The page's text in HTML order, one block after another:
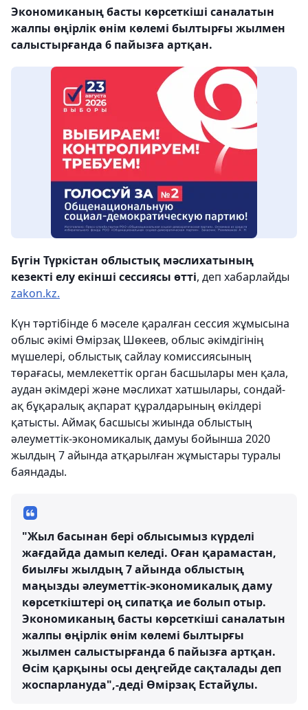
Экономиканың басты көрсеткіші саналатын
жалпы өңірлік өнім көлемі былтырғы жылмен
салыстырғанда 6 пайызға артқан.
Бүгін Түркістан облыстық мәслихатының
кезекті елу екінші сессиясы өтті, деп хабарлайды
zakon.kz.
Күн тәртібінде 6 мәселе қаралған сессия жұмысына
облыс әкімі Өмірзақ Шөкеев, облыс әкімдігінің
мүшелері, облыстық сайлау комиссиясының
төрағасы, мемлекеттік орган басшылары мен қала,
аудан әкімдері және мәслихат хатшылары, сондай-
ақ бұқаралық ақпарат құралдарының өкілдері
қатысты. Аймақ басшысы жиында облыстың
әлеуметтік-экономикалық дамуы бойынша 2020
жылдың 7 айында атқарылған жұмыстары туралы
баяндады.
"Жыл басынан бері облысымыз күрделі
жағдайда дамып келеді. Оған қарамастан,
биылғы жылдың 7 айында облыстың
маңызды әлеуметтік-экономикалық даму
көрсеткіштері оң сипатқа ие болып отыр.
Экономиканың басты көрсеткіші саналатын
жалпы өңірлік өнім көлемі былтырғы
жылмен салыстырғанда 6 пайызға артқан.
Өсім қарқыны осы деңгейде сақталады деп
жоспарлануда",-деді Өмірзақ Естайұлы.